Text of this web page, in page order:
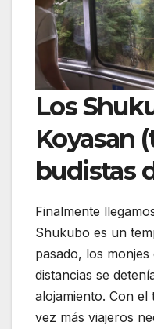
Los
Koyasan
budistas
Finalmente
Shukubo es un
pasado, los
distancias se
alojamiento. Con
vez más viajeros